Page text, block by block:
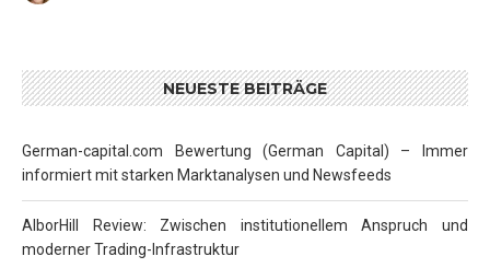
NEUESTE BEITRÄGE
German-capital.com Bewertung (German Capital) – Immer
informiert mit starken Marktanalysen und Newsfeeds
AlborHill Review: Zwischen institutionellem Anspruch und
moderner Trading-Infrastruktur